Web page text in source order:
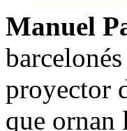
Manuel
proyector
que ornan